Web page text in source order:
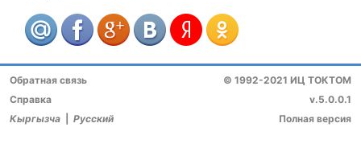
© 1992-2021 ИЦ ТОКТОМ
v.5.0.0.1
Полная версия
Обратная связь
Справка
Кыргызча
Русский